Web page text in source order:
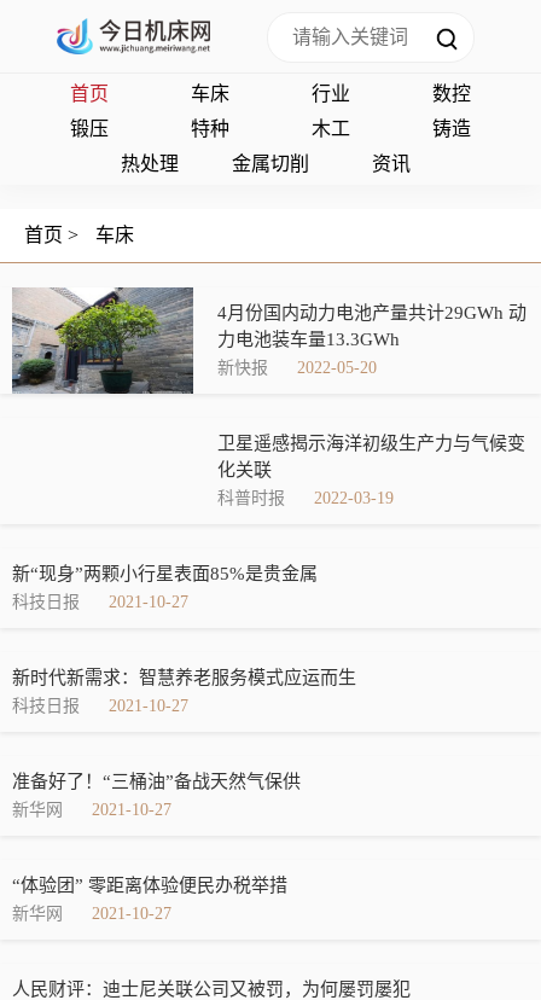
首页 车床 行业
数控
锻压
特种 木工
铸造
热处理
金属切削 资讯
首页 > 车床
4月份国内动力电池产量共计29GWh 动
力电池装车量13.3GWh
新快报 2022-05-20
卫星遥感揭示海洋初级生产力与气候变
化关联
科普时报 2022-03-19
新“现身”两颗小行星表面85%是贵金属
科技日报 2021-10-27
新时代新需求：智慧养老服务模式应运而生
科技日报 2021-10-27
准备好了！“三桶油”备战天然气保供
新华网 2021-10-27
“体验团” 零距离体验便民办税举措
新华网 2021-10-27
人民财评：迪士尼关联公司又被罚，为何屡罚屡犯